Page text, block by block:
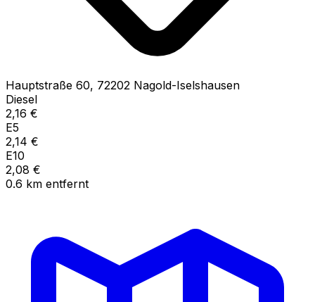
Hauptstraße 60, 72202 Nagold-Iselshausen
Diesel
2,16 €
E5
2,14 €
E10
2,08 €
0.6 km entfernt